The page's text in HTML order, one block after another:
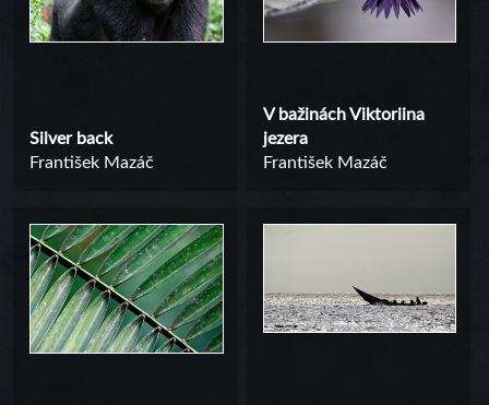
Silver back
František Mazáč
V bažinách Viktoriina
jezera
František Mazáč